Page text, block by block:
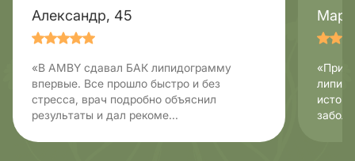
Александр, 45
«В AMBY сдавал БАК липидограмму
впервые. Все прошло быстро и без
стресса, врач подробно объяснил
результаты и дал рекоме...